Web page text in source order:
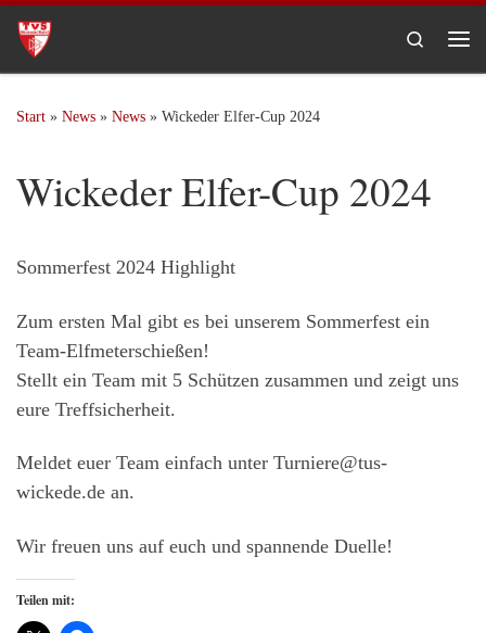
Zum Inhalt springen
Search
Start » News » News » Wickeder Elfer-Cup 2024
Wickeder Elfer-Cup 2024
Sommerfest 2024 Highlight
Zum ersten Mal gibt es bei unserem Sommerfest ein
Team-Elfmeterschießen!
Stellt ein Team mit 5 Schützen zusammen und zeigt uns
eure Treffsicherheit.
Meldet euer Team einfach unter Turniere@tus-
wickede.de an.
Wir freuen uns auf euch und spannende Duelle!
Teilen mit: